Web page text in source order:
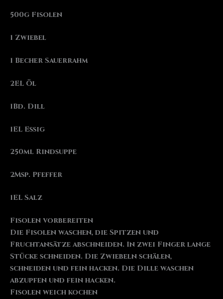
500g Fisolen
1 Zwiebel
1 Becher Sauerrahm
2EL Öl
1Bd. Dill
1EL Essig
250ml Rindsuppe
2Msp. Pfeffer
1EL Salz
Fisolen vorbereiten
Die Fisolen waschen, die Spitzen und
Fruchtansätze abschneiden. In zwei Finger lange
Stücke schneiden. Die Zwiebeln schälen,
schneiden und fein hacken. Die Dille waschen
abzupfen und fein hacken.
Fisolen weich kochen